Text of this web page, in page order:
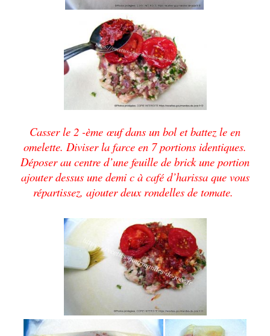
Casser le 2 -ème œufdans un bol et battez le en
omelette. Diviser la farce en 7 portions identiques.
Déposer au centre d’une feuille de brick une portion
ajouter dessus une demi c à café d’harissa que vous
répartissez, ajouter deux rondelles de tomate.